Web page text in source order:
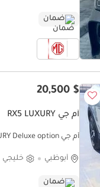
ضمان
$ 20,500
أم جي RX5 LUXURY
أم جي RX5 LUXURY Deluxe option
أبوظبي خليجي
ضمان